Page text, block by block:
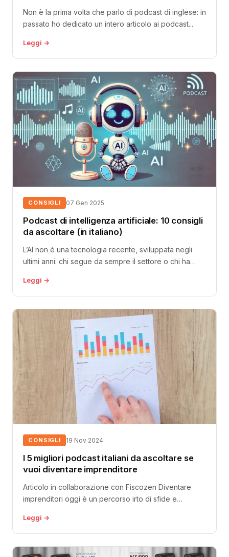
Non è la prima volta che parlo di podcast di inglese: in
passato ho dedicato un intero articolo ai podcast...
Leggi →
CONSIGLI 07 Gen 2025
Podcast di intelligenza artificiale: 10 consigli
da ascoltare (in italiano)
L’AI non è una tecnologia recente, sviluppata negli
ultimi anni: chi segue da sempre il settore o chi ha
Leggi →
CONSIGLI 19 Nov 2024
I 5 migliori podcast italiani da ascoltare se
vuoi diventare imprenditore
Articolo in collaborazione con Fiscozen Diventare
imprenditori oggi è un percorso irto di sfide e
Leggi →